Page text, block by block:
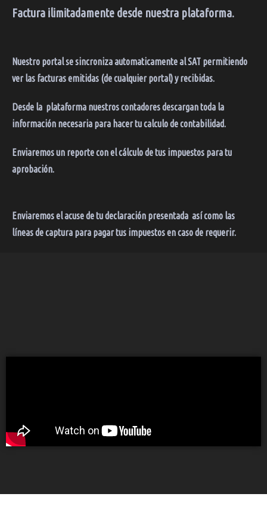
Factura ilimitadamente desde nuestra plataforma.
Nuestro portal se sincroniza automaticamente al SAT permitiendo
ver las facturas emitidas (de cualquier portal) y recibidas.
Desde la plataforma nuestros contadores descargan toda la
información necesaria para hacer tu calculo de contabilidad.
Enviaremos un reporte con el cálculo de tus impuestos para tu
aprobación.
Enviaremos el acuse de tu declaración presentada así como las
líneas de captura para pagar tus impuestos en caso de requerir.